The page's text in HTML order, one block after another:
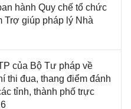
hành Quy chế tổ chức
Trợ giúp pháp lý Nhà
của Bộ Tư pháp về
thi đua, thang điểm đánh
tỉnh, thành phố trực